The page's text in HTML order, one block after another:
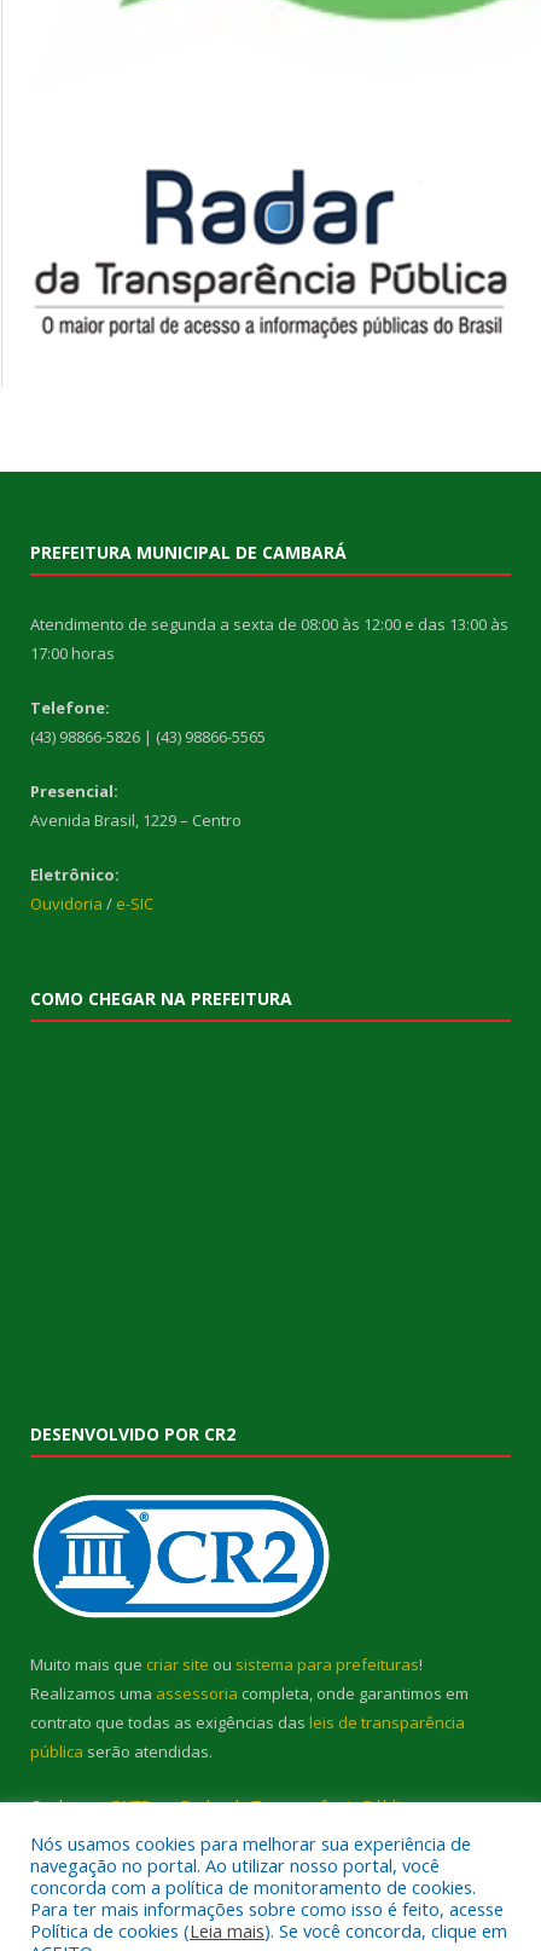
PREFEITURA MUNICIPAL DE CAMBARÁ
Atendimento de segunda a sexta de 08:00 às 12:00 e das 13:00 às
17:00 horas
Telefone:
(43) 98866-5826 | (43) 98866-5565
Presencial:
Avenida Brasil, 1229 – Centro
Eletrônico:
Ouvidoria / e-SIC
COMO CHEGAR NA PREFEITURA
DESENVOLVIDO POR CR2
Muito mais que criar site ou sistema para prefeituras!
Realizamos uma assessoria completa, onde garantimos em
contrato que todas as exigências das leis de transparência
pública serão atendidas.
Conheça oPNTPe oRadar da Transparência Pública
Todos os direitos reservados a Prefeitura Municipal de Cambará.
Nós usamos cookies para melhorar sua experiência de
navegação no portal. Ao utilizar nosso portal, você
concorda com a política de monitoramento de cookies.
Para ter mais informações sobre como isso é feito, acesse
Política de cookies (Leia mais). Se você concorda, clique em